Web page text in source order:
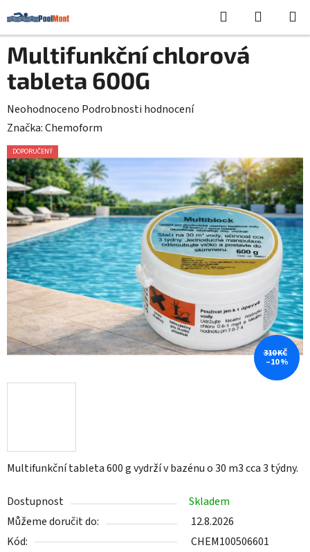
na
obsah
Hledat
KOŠÍK
Multifunkční tableta 600 g vydrží v bazénu o 30 m3 cca 3 týdny.
Dostupnost
Skladem
Můžeme doručit do:
12.8.2026
Kód:
CHEM100506601
Multifunkční chlorová
tableta 600G
Průměrné
hodnocení
produktu
je
0,0
z
5
hvězdiček.
Neohodnoceno Podrobnosti hodnocení
Značka:Chemoform
DOPORUČENÝ
310 KČ
–10 %